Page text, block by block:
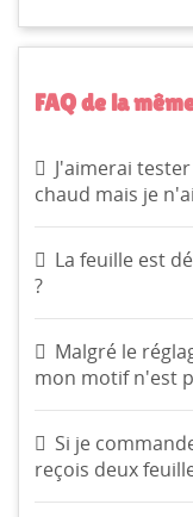
FAQ de la
J'aimerai
chaud mais je
La feuille est
?
Malgré le
mon motif n'est
Si je
reçois deux
MES LISTES
CRÉER UNE
NOM DE LA LISTE
CONNEXION
Vous devez être
votre liste